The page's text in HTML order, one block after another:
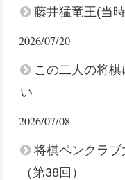
藤井猛竜王(当
2026/07/20
この二人の将
い
2026/07/08
将棋ペンクラ
（第38回）